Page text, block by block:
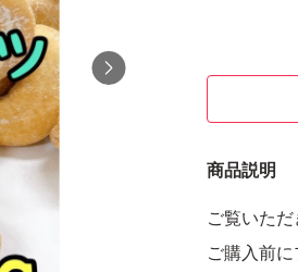
商品説明
ご覧いた
ご購入前